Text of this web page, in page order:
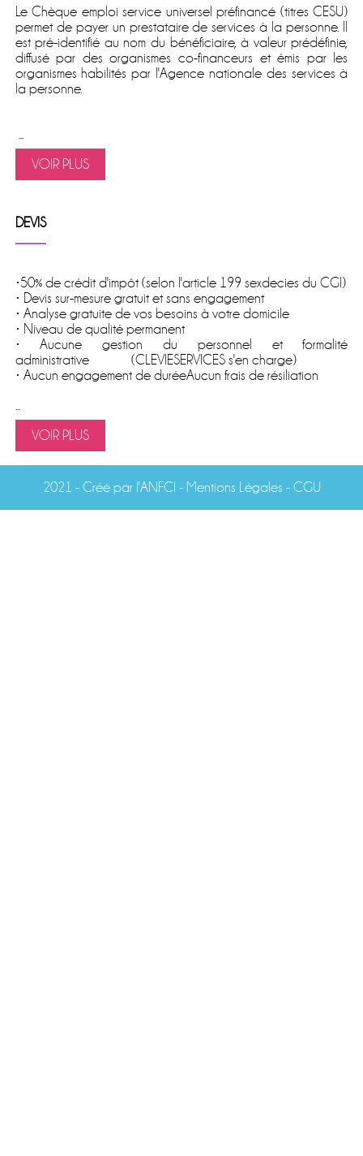
LeChèque emploi service universel préfinancé (titres CESU)
permet de payer un prestataire de services à la personne. Il
est pré-identifié au nom du bénéficiaire, à valeur prédéfinie,
diffusé par des organismes co-financeurs et émis par les
organismes habilités par l'Agence nationale des services à
la personne.
...
VOIR PLUS
DEVIS
•50% de crédit d'impôt (selon l'article 199 sexdecies du CGI)
• Devis sur-mesure gratuit et sans engagement
• Analyse gratuite de vos besoins à votre domicile
• Niveau de qualité permanent
• Aucune gestion du personnel et formalité
administrative (CLEVIESERVICES s'en charge)
• Aucun engagement de duréeAucun frais de résiliation
...
VOIR PLUS
2021 - Créé par l'ANFCI - Mentions Légales - CGU